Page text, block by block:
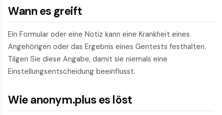
Wann es greift
Ein Formular oder eine Notiz kann eine Krankheit eines
Angehörigen oder das Ergebnis eines Gentests festhalten.
Tilgen Sie diese Angabe, damit sie niemals eine
Einstellungsentscheidung beeinflusst.
Wie anonym.plus es löst